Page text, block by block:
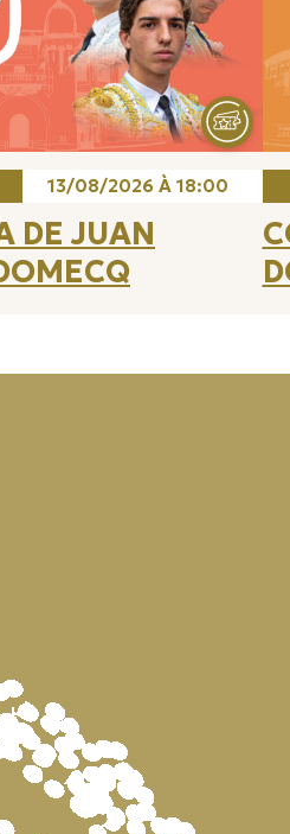
13/08/2026 À 18:00
DE JUAN